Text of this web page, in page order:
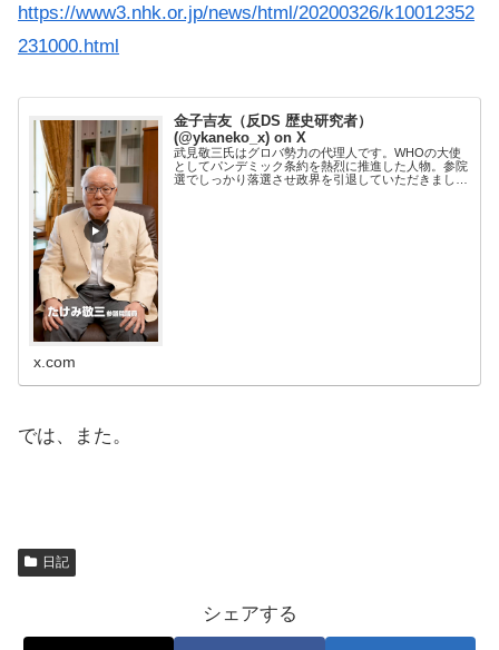
https://www3.nhk.or.jp/news/html/20200326/k10012352
231000.html
金子吉友（反DS 歴史研究者）
(@ykaneko_x) on X
武見敬三氏はグロバ勢力の代理人です。WHOの大使
としてパンデミック条約を熱烈に推進した人物。参院
選でしっかり落選させ政界を引退していただきましょ
x.com
では、また。
日記
シェアする